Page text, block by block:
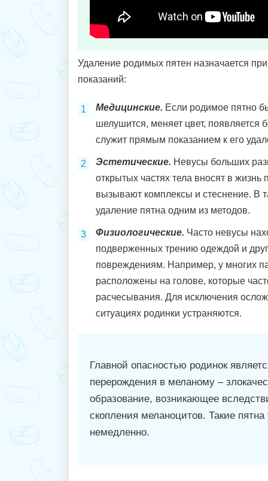
Удаление родимых пятен назначается
показаний:
Медицинские. Если родимое пятно
шелушится, меняет цвет, появляется
служит прямым показанием к его
Эстетические. Невусы больших
открытых частях тела вносят в жизнь
вызывают комплексы и стеснение. В
удаление пятна одним из методов.
Физиологические. Часто невусы
подверженных трению одеждой и
повреждениям. Например, у многих
расположены на голове, которые
расчесывания. Для исключения
ситуациях родинки устраняются.
Главной опасностью родинок
перерождения в меланому –
образование, возникающее
скопления меланоцитов. Такие
немедленно.